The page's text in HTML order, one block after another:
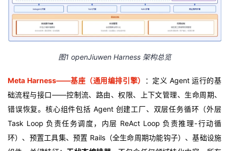
图1 openJiuwen Harness 架构总览
Meta Harness——基座（通用编排引擎）
：定义 Agent 运行的基
础流程与接口——控制流、路由、权限、上下文管理、生命周期、
错误恢复。核心组件包括 Agent 创建工厂、双层任务循环（外层
Task Loop 负责任务调度，内层 ReAct Loop 负责推理-行动循
环）、预置工具集、预置 Rails（全生命周期功能钩子）、基础设施